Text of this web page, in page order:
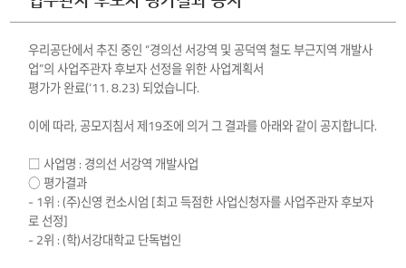
우리공단에서 추진 중인 “경의선 서강역 및 공덕역 철도 부근지역 개발사
업”의 사업주관자 후보자 선정을 위한 사업계획서
평가가 완료(‘11. 8.23) 되었습니다.
이에 따라, 공모지침서 제19조에 의거 그 결과를 아래와 같이 공지합니다.
□ 사업명 : 경의선 서강역 개발사업
○ 평가결과
- 1위 : (주)신영 컨소시엄 [최고 득점한 사업신청자를 사업주관자 후보자
로 선정]
- 2위 : (학)서강대학교 단독법인